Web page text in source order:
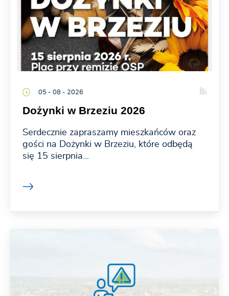
05 - 08 - 2026
Dożynki w Brzeziu 2026
Serdecznie zapraszamy mieszkańców oraz
gości na Dożynki w Brzeziu, które odbędą
się 15 sierpnia...